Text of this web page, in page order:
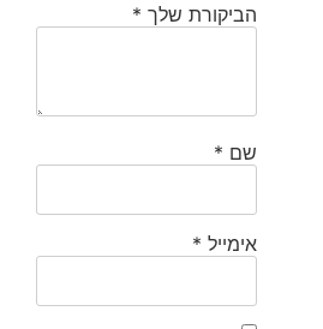
הביקורת שלך*
שם*
אימייל*